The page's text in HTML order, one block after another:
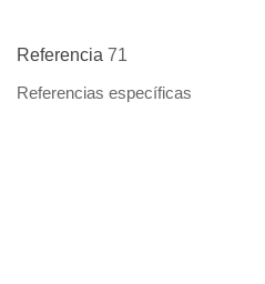
Referencia 71
Referencias específicas